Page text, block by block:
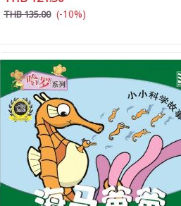
THB 135.00 (-10%)